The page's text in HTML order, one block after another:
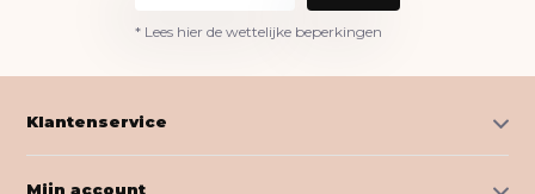
* Lees hier de wettelijke beperkingen
Klantenservice
Mijn account